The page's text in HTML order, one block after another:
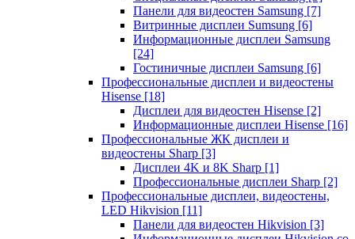
Панели для видеостен Samsung [7]
Витринные дисплеи Sumsung [6]
Информационные дисплеи Samsung
[24]
Гостиничные дисплеи Samsung [6]
Профессиональные дисплеи и видеостены
Hisense [18]
Дисплеи для видеостен Hisense [2]
Информационные дисплеи Hisense [16]
Профессиональные ЖК дисплеи и
видеостены Sharp [3]
Дисплеи 4K и 8K Sharp [1]
Профессиональные дисплеи Sharp [2]
Профессиональные дисплеи, видеостены,
LED Hikvision [11]
Панели для видеостен Hikvision [3]